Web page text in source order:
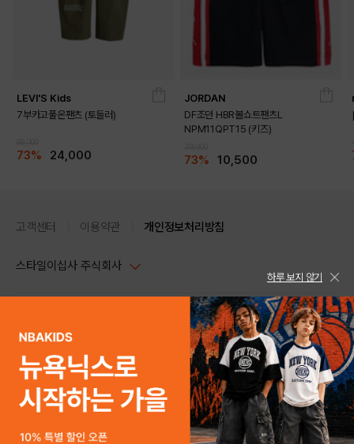
LEVI'S Kids
7부카고풀온팬츠 (토들러)
73% 24,000
JORDAN
DF조던 HBR볼쇼트팬츠L
NPM11QPT15 (키즈)
73% 10,500
고객센터 이용약관 개인정보처리방침
스타일이십사 주식회사
주소 : 서울시 강남구 논현로 633, 6층 (논현동, 한세엠케이빌딩)
사업자등록번호 : 116-81-32499
통신판매업신고번호 : 제 2024-서울강남-04239
호스팅 서비스 : 스타일이십사㈜
고객센터 1544-5336(평일 09:00~ 18:00 토/일/공휴일 휴무)
스타일24 고객센터 1544-5336
평일 09:00~ 18:00 (토/일/공휴일 휴무)
help Email : help@style24.com
COPYRIGHTⓒ2021 STYLE24 ALL RIGHTS RESERVED.
하루 보지 않기